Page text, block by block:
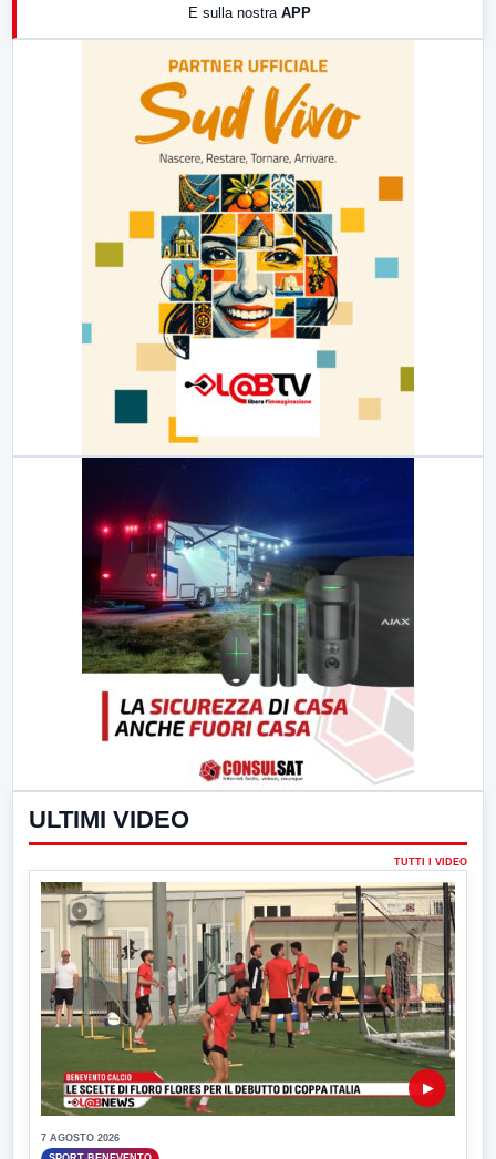
E sulla nostra APP
ULTIMI VIDEO
TUTTI I VIDEO
▶
7 AGOSTO 2026